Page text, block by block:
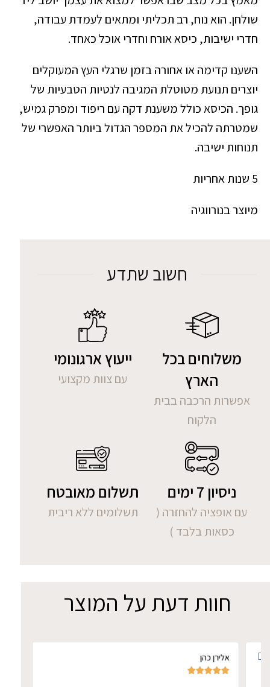
שולחן. הוא נוח, רב תכליתי ומתאים לעמדת עבודה,
חדרי ישיבות, כיסא אורח וחדרי אוכל כאחד.
השענו קדימה או אחורה בזמן שרגלי העץ המעוקלים
יוצרים תנועת מטוטלת המגיבה לנטיות הטבעיות של
גופך. הכיסא כולל משענת דקה עם ריפוד ומפרק גמיש,
שמטרתה להכיל את המספר הגדול ביותר האפשרי של
תנוחות ישיבה.
5 שנות אחריות
מיוצר בנורווגיה
חשוב שתדע
משלוחים בכל
הארץ
אפשרות הרכבה בבית
הלקוח
ייעוץ ארגונומי
עם צוות מקצועי
ניסיון 7 ימים
עם אופציה להחזרה (
כסאות בלבד )
תשלום מאובטח
תשלומים ללא ריבית
חוות דעת על המוצר
אלירן כהן


